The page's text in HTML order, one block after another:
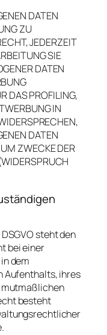
DATEN
ZU
JEDERZEIT
SIE
DATEN
DAS PROFILING,
IN
DATEN
ZWECKE DER
steht den
bei einer
dem
Aufenthalts, ihres
mutmaßlichen
besteht